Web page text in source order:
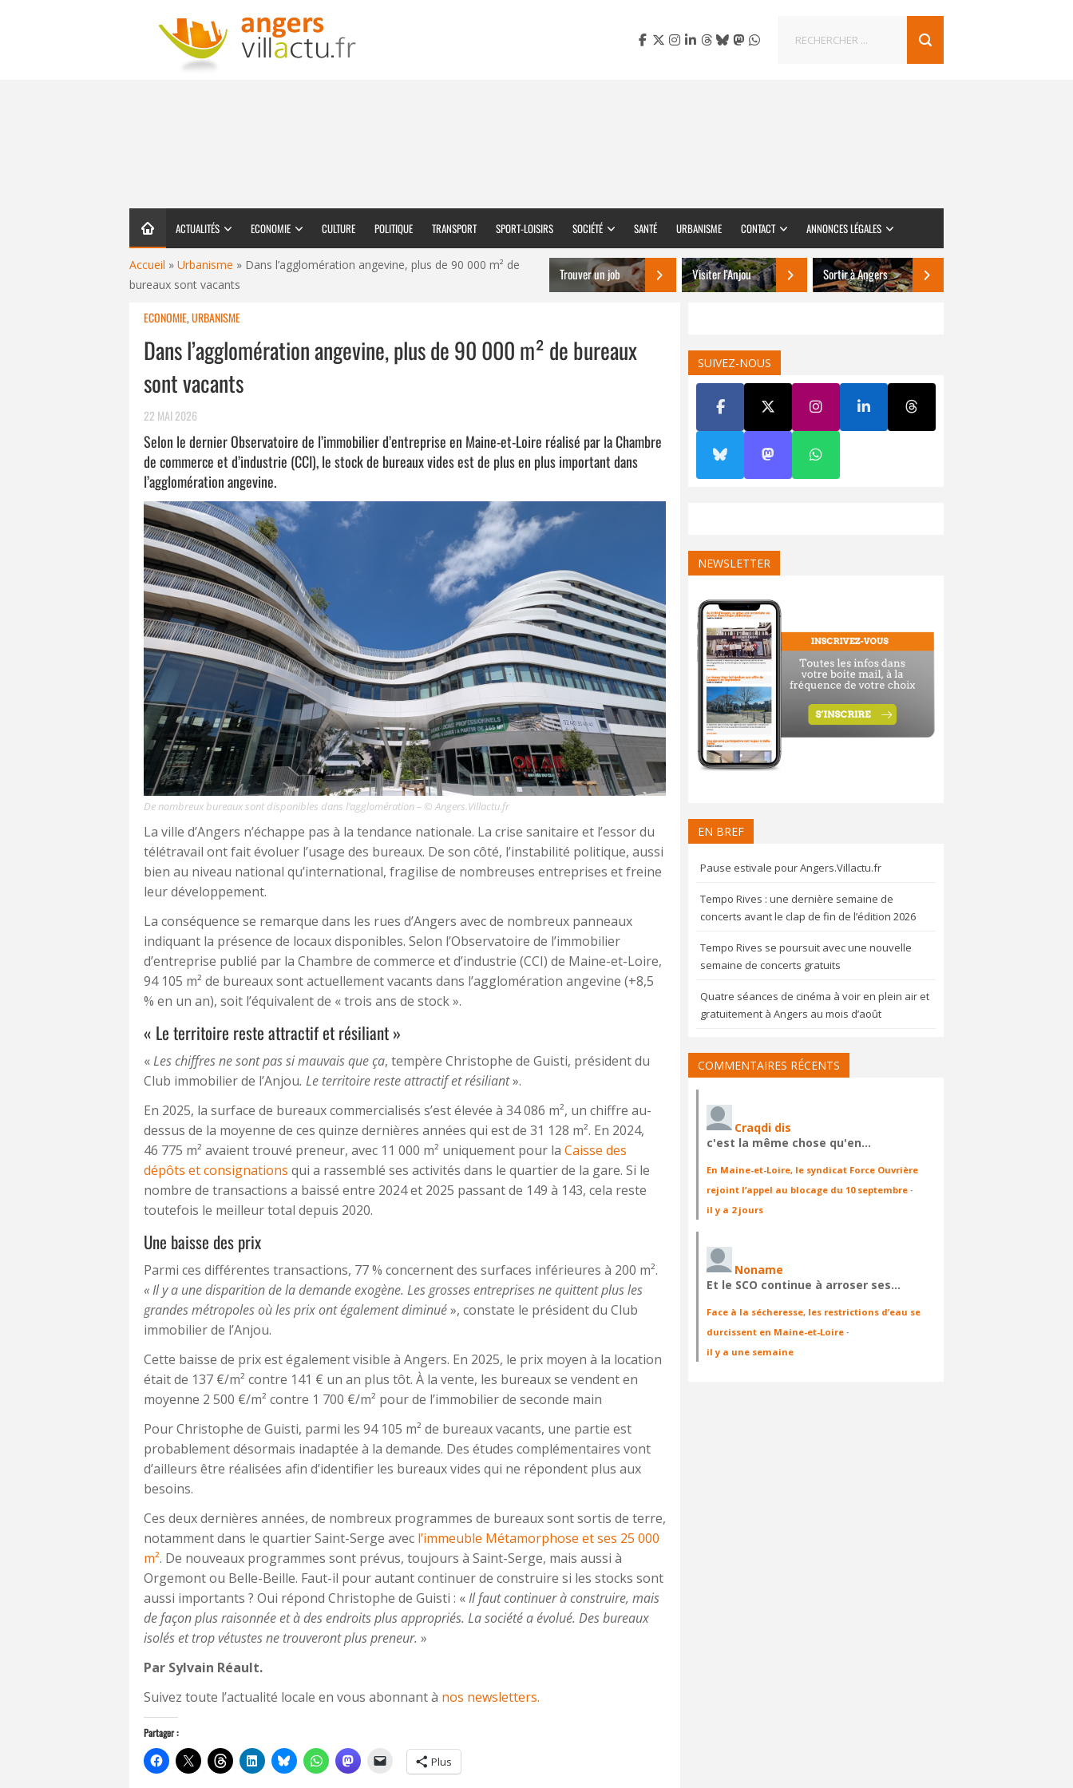
ACTUALITÉS ECONOMIE CULTURE POLITIQUE TRANSPORT SPORT-LOISIRS SOCIÉTÉ SANTÉ URBANISME CONTACT ANNONCES LÉGALES
Accueil » Urbanisme » Dans l’agglomération angevine, plus de 90 000 m² de
bureaux sont vacants
Trouver un job Visiter l’Anjou Sortir à Angers
ECONOMIE,URBANISME
Dans l’agglomération angevine, plus de 90 000 m² de bureaux
sont vacants
22 MAI 2026
Selon le dernier Observatoire de l’immobilier d’entreprise en Maine-et-Loire réalisé par la Chambre
de commerce et d’industrie (CCI), le stock de bureaux vides est de plus en plus important dans
l’agglomération angevine.
De nombreux bureaux sont disponibles dans l’agglomération – © Angers.Villactu.fr
La ville d’Angers n’échappe pas à la tendance nationale. La crise sanitaire et l’essor du
télétravail ont fait évoluer l’usage des bureaux. De son côté, l’instabilité politique, aussi
bien au niveau national qu’international, fragilise de nombreuses entreprises et freine
leur développement.
La conséquence se remarque dans les rues d’Angers avec de nombreux panneaux
indiquant la présence de locaux disponibles. Selon l’Observatoire de l’immobilier
d’entreprise publié par la Chambre de commerce et d’industrie (CCI) de Maine-et-Loire,
94 105 m² de bureaux sont actuellement vacants dans l’agglomération angevine (+8,5
% en un an), soit l’équivalent de « trois ans de stock ».
« Le territoire reste attractif et résiliant »
«Les chiffres ne sont pas si mauvais que ça, tempère Christophe de Guisti, président du
Club immobilier de l’Anjou. Le territoire reste attractif et résiliant».
En 2025, la surface de bureaux commercialisés s’est élevée à 34 086 m², un chiffre au-
dessus de la moyenne de ces quinze dernières années qui est de 31 128 m². En 2024,
46 775 m² avaient trouvé preneur, avec 11 000 m² uniquement pour la Caisse des
dépôts et consignations qui a rassemblé ses activités dans le quartier de la gare. Si le
nombre de transactions a baissé entre 2024 et 2025 passant de 149 à 143, cela reste
toutefois le meilleur total depuis 2020.
Une baisse des prix
Parmi ces différentes transactions, 77 % concernent des surfaces inférieures à 200 m².
« Il y a une disparition de la demande exogène. Les grosses entreprises ne quittent plus les
grandes métropoles où les prix ont également diminué», constate le président du Club
immobilier de l’Anjou.
Cette baisse de prix est également visible à Angers. En 2025, le prix moyen à la location
était de 137 €/m² contre 141 € un an plus tôt. À la vente, les bureaux se vendent en
moyenne 2 500 €/m² contre 1 700 €/m² pour de l’immobilier de seconde main
Pour Christophe de Guisti, parmi les 94 105 m² de bureaux vacants, une partie est
probablement désormais inadaptée à la demande. Des études complémentaires vont
d’ailleurs être réalisées afin d’identifier les bureaux vides qui ne répondent plus aux
besoins.
Ces deux dernières années, de nombreux programmes de bureaux sont sortis de terre,
notamment dans le quartier Saint-Serge avec l’immeuble Métamorphose et ses 25 000
m². De nouveaux programmes sont prévus, toujours à Saint-Serge, mais aussi à
Orgemont ou Belle-Beille. Faut-il pour autant continuer de construire si les stocks sont
aussi importants ? Oui répond Christophe de Guisti : «Il faut continuer à construire, mais
de façon plus raisonnée et à des endroits plus appropriés. La société a évolué. Des bureaux
isolés et trop vétustes ne trouveront plus preneur. »
Par Sylvain Réault.
Suivez toute l’actualité locale en vous abonnant à nos newsletters.
Partager :
Plus
SUIVEZ-NOUS
NEWSLETTER
EN BREF
Pause estivale pour Angers.Villactu.fr
Tempo Rives : une dernière semaine de
concerts avant le clap de fin de l’édition 2026
Tempo Rives se poursuit avec une nouvelle
semaine de concerts gratuits
Quatre séances de cinéma à voir en plein air et
gratuitement à Angers au mois d’août
COMMENTAIRES RÉCENTS
Craqdi dis
c'est la même chose qu'en…
En Maine-et-Loire, le syndicat Force Ouvrière
rejoint l’appel au blocage du 10 septembre ·
il y a 2 jours
Noname
Et le SCO continue à arroser ses…
Face à la sécheresse, les restrictions d’eau se
durcissent en Maine-et-Loire ·
il y a une semaine